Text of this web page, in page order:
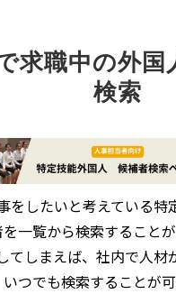
求職中の外国
検索
をしたいと考えている特
一覧から検索することが
てしまえば、社内で人材
いつでも検索することが可